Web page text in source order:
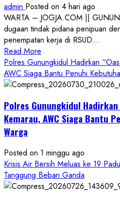
admin Posted on 4 hari ago
WARTA – JOGJA.COM ||
dugaan tindak pidana penipuan
penempatan kerja di RSUD...
Read More
more
about
Dugaan
Masuk
Kerja
Seret
Oknum
Wartawan
Polres Gunungkidul Hadirkan
AWC Siaga Bantu Penuhi
Polres Gunungkidul Hadirkan
Kemarau, AWC Siaga Bantu
Warga
Posted on 1 minggu ago
Krisis Air Bersih Meluas ke 19
Tanggung Beban Ganda